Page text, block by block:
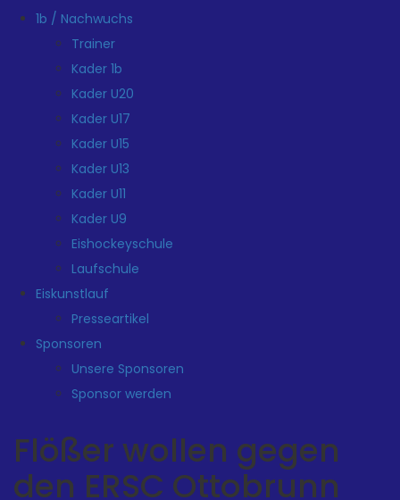
1b / Nachwuchs
Trainer
Kader 1b
Kader U20
Kader U17
Kader U15
Kader U13
Kader U11
Kader U9
Eishockeyschule
Laufschule
Eiskunstlauf
Presseartikel
Sponsoren
Unsere Sponsoren
Sponsor werden
Flößer wollen gegen
den ERSC Ottobrunn